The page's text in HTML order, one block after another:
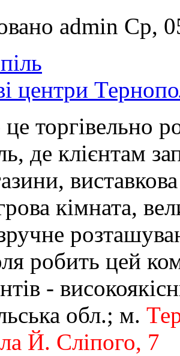
admin Ср,
центри
торгівельно
де клієнтам
кімната,
робить цей
-
обл.; м.
Й. Сліпого, 7